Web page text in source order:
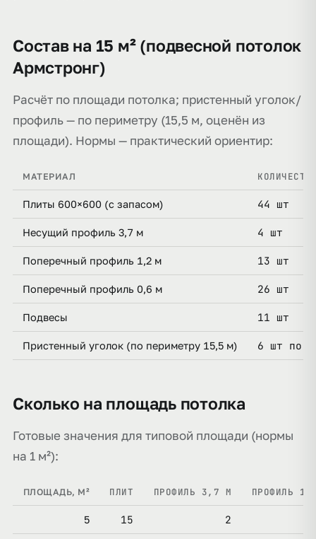
Состав на 15 м² (подвесной потолок
Армстронг)
Расчёт по площади потолка; пристенный уголок/
профиль — по периметру (15,5 м, оценён из
площади). Нормы — практический ориентир:
МАТЕРИАЛ
Плиты 600×600 (с запасом) 44 шт
Несущий профиль 3,7 м 4 шт
Поперечный профиль 1,2 м 13 шт
Поперечный профиль 0,6 м 26 шт
Подвесы 11 шт
Пристенный уголок (по периметру 15,5 м) 6 шт по
Сколько на площадь потолка
Готовые значения для типовой площади (нормы
на 1 м²):
ПЛОЩАДЬ, М² ПЛИТ ПРОФИЛЬ 3,7 М ПРОФИЛЬ
5 15 2